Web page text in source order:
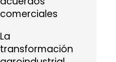
comerciales
La
transformación